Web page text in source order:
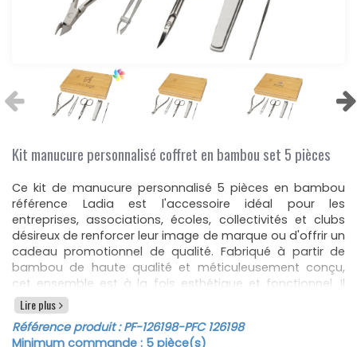
Kit manucure personnalisé coffret en bambou set 5 pièces
Ce kit de manucure personnalisé 5 pièces en bambou
référence Ladia est l'accessoire idéal pour les
entreprises, associations, écoles, collectivités et clubs
désireux de renforcer leur image de marque ou d'offrir un
cadeau promotionnel de qualité. Fabriqué à partir de
bambou de haute qualité et méticuleusement conçu,
cet ensemble est à la fois esthétique et fonctionnel. Il
comprend une pince à cuticules (10,3 x 4,3 x 1 cm), un
cure-oreilles (8 cm), un coupe-ongles adapté pour les
ongles des doigts et des orteils (8 x 1,5 x 1,5 cm), une
Lire plus
Référence produit :PF-126198-PFC 126198
Minimum commande : 5 pièce(s)